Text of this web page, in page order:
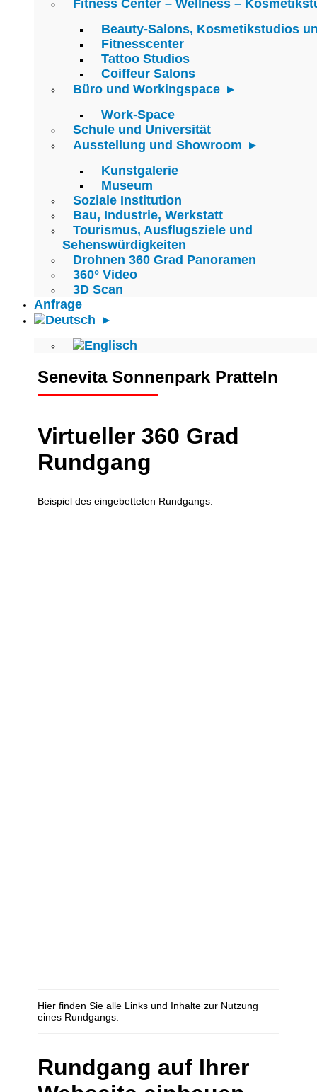
Fitness Center – Wellness –
Beauty-Salons, Kosmetikstudios
Fitnesscenter
Tattoo Studios
Coiffeur Salons
Büro und Workingspace
Work-Space
Schule und Universität
Ausstellung und Showroom
Kunstgalerie
Museum
Soziale Institution
Bau, Industrie, Werkstatt
Tourismus, Ausflugsziele und
Sehenswürdigkeiten
Drohnen 360 Grad Panoramen
360° Video
3D Scan
Anfrage
Senevita Sonnenpark Pratteln
Virtueller 360 Grad
Rundgang
Beispiel des eingebetteten Rundgangs:
Hier finden Sie alle Links und Inhalte zur Nutzung
eines Rundgangs.
Rundgang auf Ihrer